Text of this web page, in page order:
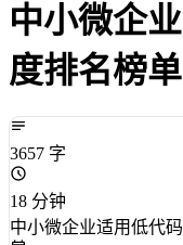
中小微企
度排名榜单
3657 字
18 分钟
中小微企业适用低代